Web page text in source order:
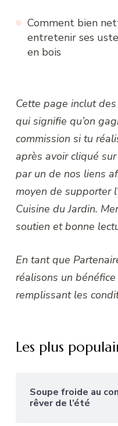
Comment bien
entretenir ses
en bois
Cette page inclut
qui signifie qu’on
commission si tu
après avoir cliqué
par un de nos liens
moyen de supporter
Cuisine du Jardin.
soutien et bonne
En tant que
réalisons un
remplissant les
Les plus
Soupe froide au
rêver de l’été